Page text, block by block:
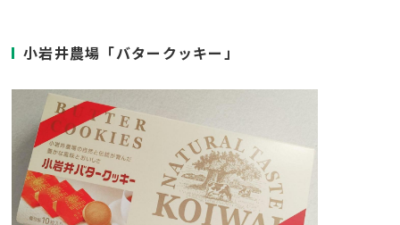
小岩井農場「バタークッキー」